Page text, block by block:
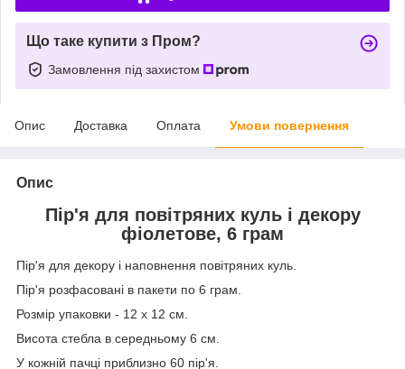
Що таке купити з Пром?
Замовлення під захистом
Опис Доставка Оплата Умови повернення
Опис
Пір'я для повітряних куль і декору
фіолетове, 6 грам
Пір'я для декору і наповнення повітряних куль.
Пір'я розфасовані в пакети по 6 грам.
Розмір упаковки - 12 х 12 см.
Висота стебла в середньому 6 см.
У кожній пачці приблизно 60 пір'я.